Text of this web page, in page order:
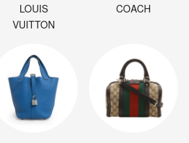
LOUIS
VUITTON
COACH